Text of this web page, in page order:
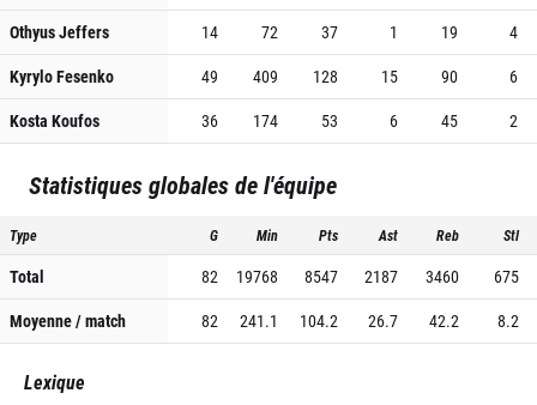
Othyus Jeffers
14 72 37 1 19
4
Kyrylo Fesenko
49 409 128 15 90
6
Kosta Koufos
36 174 53 6 45 2
Statistiques globales de l'équipe
Type G Min Pts Ast Reb Stl
Total 82 19768 8547 2187 3460
675
Moyenne / match
82 241.1 104.2 26.7 42.2 8.2
Lexique